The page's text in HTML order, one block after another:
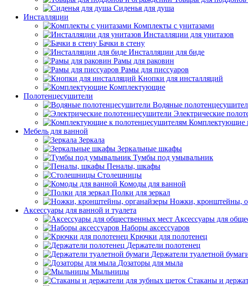
Сиденья для душа
Инсталляции
Комплекты с унитазами
Инсталляции для унитазов
Бачки в стену
Инсталляции для биде
Рамы для раковин
Рамы для писсуаров
Кнопки для инсталляций
Комплектующие
Полотенцесушители
Водяные
Электрические
Комплектующие
Мебель для ванной
Зеркала
Зеркальные шкафы
Тумбы под умывальник
Пеналы, шкафы
Столешницы
Комоды для ванной
Полки для зеркал
Ножки, кронштейны,
Аксессуары для ванной и туалета
Аксессуары для
Наборы аксессуаров
Крючки для полотенец
Держатели полотенец
Держатели туалетной
Дозаторы для мыла
Мыльницы
Стаканы и